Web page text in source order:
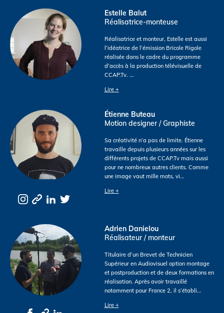
Estelle Balut
Réalisatrice-monteuse
Réalisatrice et monteur, Estelle est aussi
l’idéatrice de l’émission Bricole Rigole
réalisée dans le cadre du programme
d’accès à la production télévisuelle de
CCAP.Tv. ...
Lire +
Étienne Buteau
Motion designer / Graphiste
Sa créativité n’a pas de limite. Étienne
travaille depuis plusieurs années sur les
différents projets de CCAP.Tv mais aussi
pour ne nombreux autres clients. Comme
une image vaut mille mots, vi...
Lire +
Adrien Danielou
Réalisateur / monteur
Titulaire d’un Brevet de Technicien
Supérieur en Audiovisuel option montage
et postproduction et de deux formations en
réalisation. Après avoir travaillé
notamment pour France 2, il s’établi...
Lire +